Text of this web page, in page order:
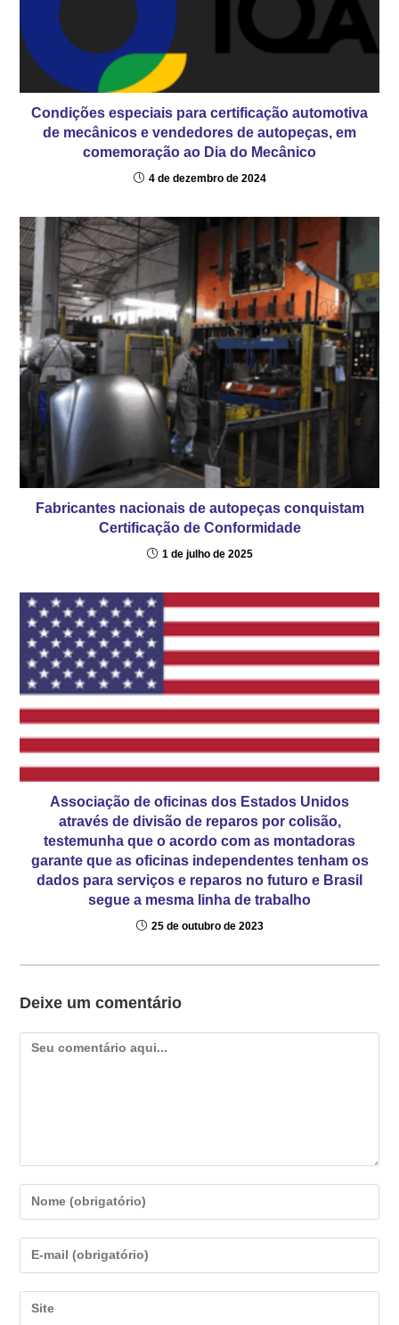
Condições especiais para certificação automotiva
de mecânicos e vendedores de autopeças, em
comemoração ao Dia do Mecânico
4 de dezembro de 2024
Fabricantes nacionais de autopeças conquistam
Certificação de Conformidade
1 de julho de 2025
Associação de oficinas dos Estados Unidos
através de divisão de reparos por colisão,
testemunha que o acordo com as montadoras
garante que as oficinas independentes tenham os
dados para serviços e reparos no futuro e Brasil
segue a mesma linha de trabalho
25 de outubro de 2023
Deixe um comentário